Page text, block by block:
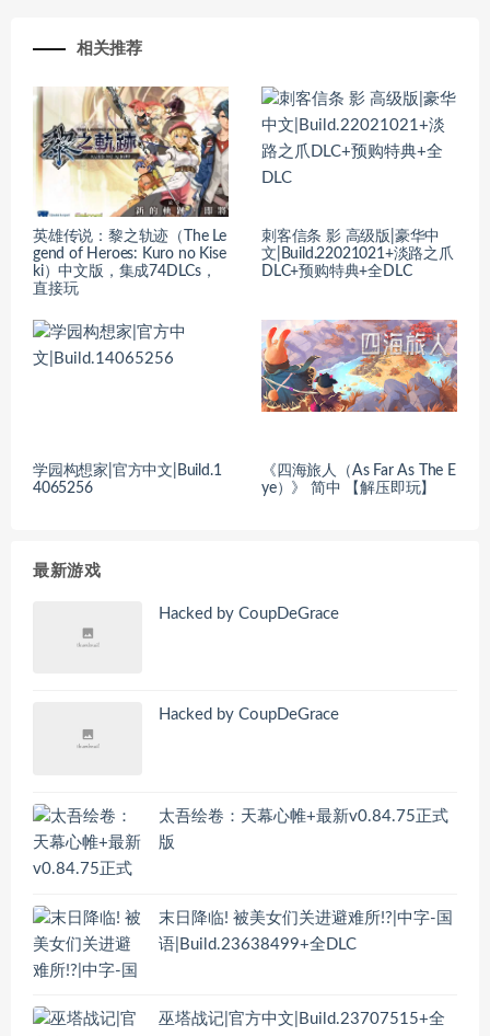
相关推荐
英雄传说：黎之轨迹（The Le
gend of Heroes: Kuro no Kise
ki）中文版，集成74DLCs，
直接玩
刺客信条 影 高级版|豪华中
文|Build.22021021+淡路之爪
DLC+预购特典+全DLC
学园构想家|官方中文|Build.1
4065256
《四海旅人（As Far As The E
ye）》 简中 【解压即玩】
最新游戏
Hacked by CoupDeGrace
Hacked by CoupDeGrace
太吾绘卷：天幕心帷+最新v0.84.75正式
版
末日降临! 被美女们关进避难所!?|中字-国
语|Build.23638499+全DLC
巫塔战记|官方中文|Build.23707515+全